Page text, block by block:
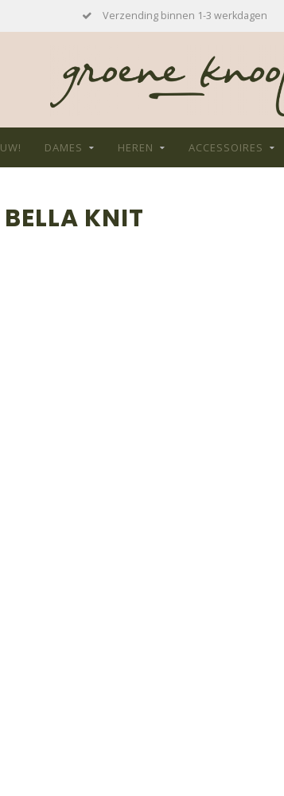
Verzending binnen 1-3 werkdagen
DAMES HEREN ACCESSOIRES
KNIT